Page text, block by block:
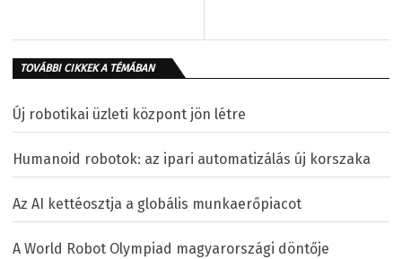
TOVÁBBI CIKKEK A TÉMÁBAN
Új robotikai üzleti központ jön létre
Humanoid robotok: az ipari automatizálás új korszaka
Az AI kettéosztja a globális munkaerőpiacot
A World Robot Olympiad magyarországi döntője